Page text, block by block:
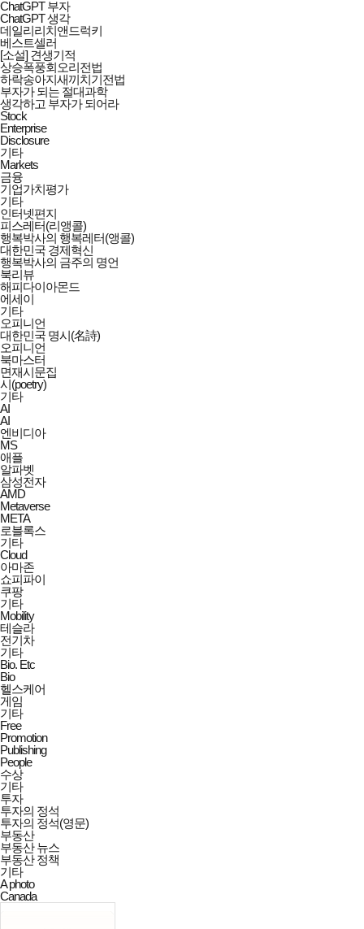
ChatGPT 부자
ChatGPT 생각
데일리리치앤드럭키
베스트셀러
[소설] 견생기적
상승폭풍회오리전법
하락송아지새끼치기전법
부자가 되는 절대과학
생각하고 부자가 되어라
Stock
Enterprise
Disclosure
기타
Markets
금융
기업가치평가
기타
인터넷편지
피스레터(리앵콜)
행복박사의 행복레터(앵콜)
대한민국 경제혁신
행복박사의 금주의 명언
북리뷰
해피다이아몬드
에세이
기타
오피니언
대한민국 명시(名詩)
오피니언
북마스터
면재시문집
시(poetry)
기타
AI
AI
엔비디아
MS
애플
알파벳
삼성전자
AMD
Metaverse
META
로블록스
기타
Cloud
아마존
쇼피파이
쿠팡
기타
Mobility
테슬라
전기차
기타
Bio. Etc
Bio
헬스케어
게임
기타
Free
Promotion
Publishing
People
수상
기타
투자
투자의 정석
투자의 정석(영문)
부동산
부동산 뉴스
부동산 정책
기타
A photo
Canada